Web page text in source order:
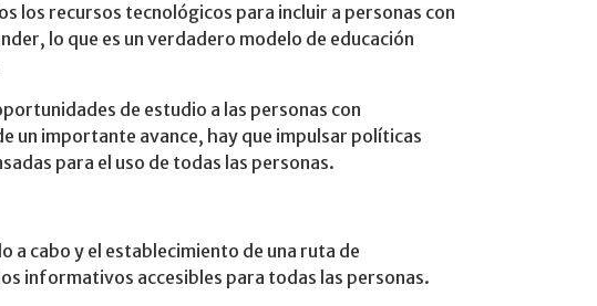
los recursos tecnológicos para incluir a personas con
lo que es un verdadero modelo de educación
de estudio a las personas con
un importante avance, hay que impulsar políticas
para el uso de todas las personas.
a cabo y el establecimiento de una ruta de
informativos accesibles para todas las personas.